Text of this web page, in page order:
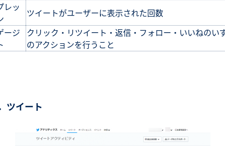
レッ
ツイートがユーザーに表示された回数
ージ
クリック・リツイート・返信・フォロー・いいねのい
のアクションを行うこと
ツイート